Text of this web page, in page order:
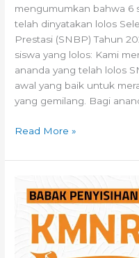
mengumumkan bahwa 6
telah dinyatakan lolos
Prestasi (SNBP) Tahun
siswa yang lolos: Kami
ananda yang telah lolos
awal yang baik untuk
yang gemilang. Bagi
Read More »
Matematika
Nalaria
Realistik